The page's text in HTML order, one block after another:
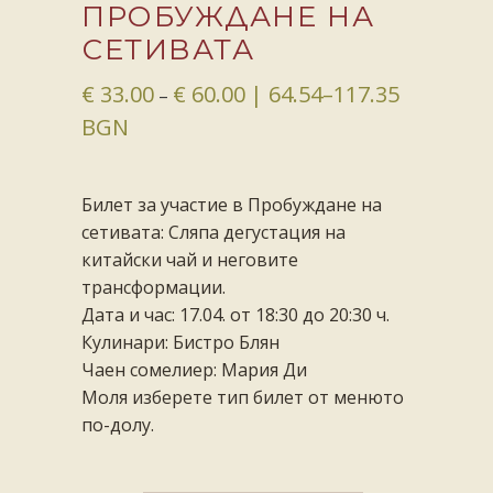
ПРОБУЖДАНЕ НА
СЕТИВАТА
€ 33.00 – € 60.00 | 64.54–117.35
BGN
Билет за участие в Пробуждане на
сетивата: Сляпа дегустация на
китайски чай и неговите
трансформации.
Дата и час: 17.04. от 18:30 до 20:30 ч.
Кулинари: Бистро Блян
Чаен сомелиер: Мария Ди
Моля изберете тип билет от менюто
по-долу.